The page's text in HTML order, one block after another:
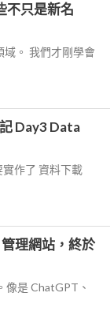
不只是新名
。 我們才剛學會
Day3 Data
作了 資料下載
理網站，終於
像是 ChatGPT、